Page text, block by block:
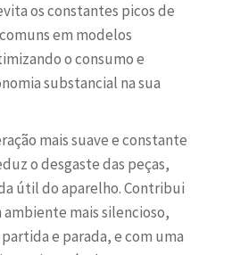
os constantes picos de
em modelos
o consumo e
substancial na sua
mais suave e constante
o desgaste das peças,
útil do aparelho. Contribui
mais silencioso,
e parada, e com uma